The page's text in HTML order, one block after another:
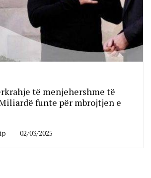
të menjehershme të
funte për mbrojtjen e
02/03/2025